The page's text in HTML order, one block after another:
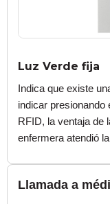
Luz Verde fija
Indica que existe
indicar presionando
RFID, la ventaja de
enfermera atendió
Llamada a